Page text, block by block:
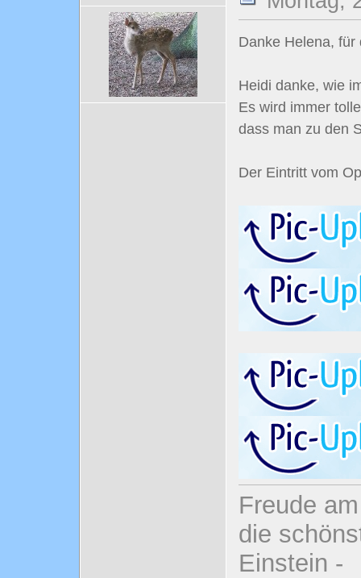
Danke Helena,
Heidi danke, wie
Es wird immer
dass man zu den
Der Eintritt vom
Freude
die
Einstein -